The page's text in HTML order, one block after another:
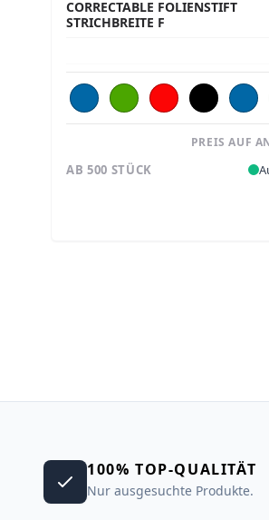
CORRECTABLE FOLIENSTIFT
STRICHBREITE F
PREIS AUF
AB 500 STÜCK
100% TOP-QUALITÄT
Nur ausgesuchte Produkte.